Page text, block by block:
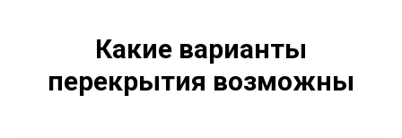
Какие варианты
перекрытия возможны